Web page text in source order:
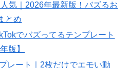
気｜2026年最新版！バズるお
とめ
でバズってるテンプレート
版】
レート｜2枚だけでエモい動